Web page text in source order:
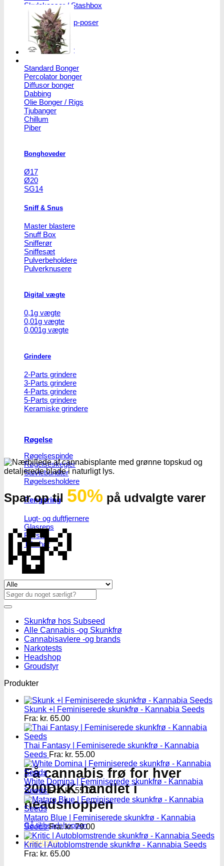
Skulekasser / Stashbox
Zip-poser
NO SMELL | Zip-poser
Jointbox
Bonger og piber
Standard Bonger
Percolator bonger
Diffusor bonger
Dabbing
Olie Bonger / Rigs
Tjubanger
Chillum
Piber
Bonghoveder
Ø17
Ø20
SG14
Sniff & Snus
Master blastere
Snuff Box
Snifferør
Sniffesæt
Pulverbeholdere
Pulverknusere
Digital vægte
0,1g vægte
0,01g vægte
0,001g vægte
Grindere
2-Parts grindere
3-Parts grindere
4-Parts grindere
5-Parts grindere
Keramiske grindere
Røgelse
Røgelsespinde
Røgelseskegler
Salviebundter
Røgelsesholdere
Rengøring
Lugt- og duftfjernere
Glasrens
Børster
Tilbehør
Få cannabis frø for hver
200DKK handlet i
headshoppen
Gå til headshoppen
Groudstyr
Spar op til 50% på udvalgte varer
💸
Se alle tilbud her
Søg
efter:
Skunkfrø hos Subseed
Alle Cannabis -og Skunkfrø
Cannabisavlere -og brands
Narkotests
Headshop
Groudstyr
Produkter
Skunk +| Feminiserede skunkfrø - Kannabia Seeds
Fra: kr. 65.00
Thai Fantasy | Feminiserede skunkfrø - Kannabia
Seeds Fra: kr. 55.00
White Domina | Feminiserede skunkfrø - Kannabia
Seeds Fra:kr.55.00
Mataro Blue | Feminiserede skunkfrø - Kannabia
Seeds Fra:kr.79.00
Kritic | Autoblomstrende skunkfrø - Kannabia Seeds
Fra: kr. 65.00